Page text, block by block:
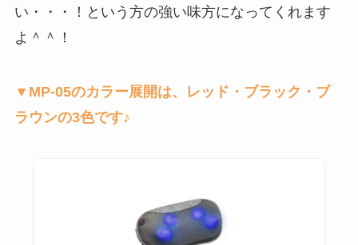
い・・・！という方の強い味方になってくれます
よ＾＾！
▼MP-05のカラー展開は、レッド・ブラック・ブ
ラウンの3色です♪